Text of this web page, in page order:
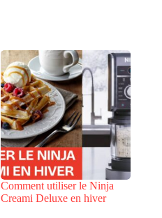
Comment utiliser le Ninja
Creami Deluxe en hiver